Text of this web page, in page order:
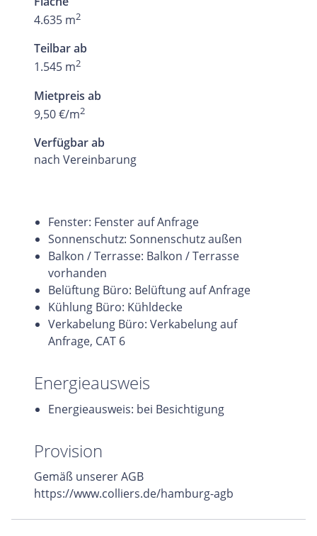
4.635 m2
Teilbar ab
1.545 m2
Mietpreis ab
9,50 €/m2
Verfügbar ab
nach Vereinbarung
Fenster: Fenster auf Anfrage
Sonnenschutz: Sonnenschutz außen
Balkon / Terrasse: Balkon / Terrasse
vorhanden
Belüftung Büro: Belüftung auf Anfrage
Kühlung Büro: Kühldecke
Verkabelung Büro: Verkabelung auf
Anfrage, CAT 6
Energieausweis
Energieausweis: bei Besichtigung
Provision
Gemäß unserer AGB
https://www.colliers.de/hamburg-agb